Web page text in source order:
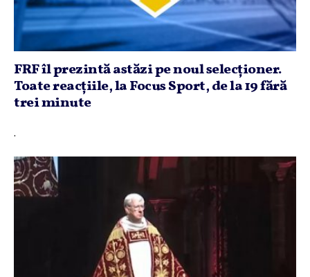
FRF îl prezintă astăzi pe noul selecţioner.
Toate reacţiile, la Focus Sport, de la 19 fără
trei minute
.